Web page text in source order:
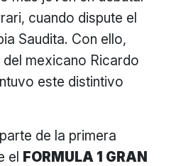
cuando dispute el
Saudita. Con ello,
mexicano Ricardo
este distintivo
de la primera
el FORMULA 1 GRAN